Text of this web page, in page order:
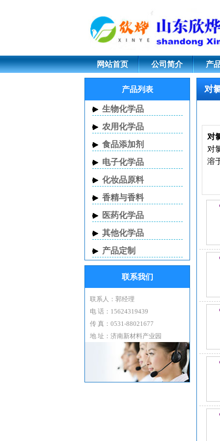
对氯苯酚;106-48-
网站首页 公司简介 产
对
对
对
溶
中
外
化
产品列表
生物化学品
农用化学品
食品添加剂
电子化学品
化妆品原料
香精与香料
医药化学品
其他化学品
产品定制
联系我们
联系人：郭经理
电 话：15624319439
传 真：0531-88021677
地 址：济南新材料产业园